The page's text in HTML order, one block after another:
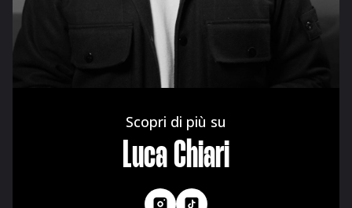
Luca Chiari